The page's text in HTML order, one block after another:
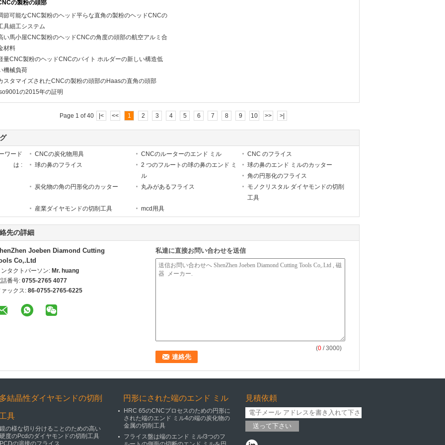
の製粉の頭部
節可能なCNC製粉のヘッド平らな直角の製粉のヘッドCNCの
具細工システム
い馬小屋CNC製粉のヘッドCNCの角度の頭部の航空アルミ合
材料
量CNC製粉のヘッドCNCのバイト ホルダーの新しい構造低
機械負荷
スタマイズされたCNCの製粉の頭部のHaasの直角の頭部
の2015年の証明
Page 1 of 40 |< << 1 2 3 4 5 6 7 8 9 10 >> >|
ワード
は :
CNCの炭化物用具 CNCのルーターのエンド ミル
CNC のフライス
球の鼻のフライス
2 つのフルートの球の鼻のエンド ミ
ル
球の鼻のエンド ミルのカッター
角の円形化のフライス
炭化物の角の円形化のカッター
丸みがあるフライス
モノクリスタル ダイヤモンドの切削
工具
産業ダイヤモンドの切削工具
mcd用具
先の詳細
Joeben Diamond Cutting
Co,.Ltd
タクトパーソン: Mr. huang
番号: 0755-2765 4077
ックス: 86-0755-2765-6225
私達に直接お問い合わせを送信
(0 / 3000)
結晶性ダイヤモンドの切削
具
鏡の様な切り分けることのための高い
硬度のPcdのダイヤモンドの切削工具
PCDの溶接のフライス
円形にされた端のエンド ミル
HRC 65のCNCプロセスのための円形に
された端のエンド ミル4の端の炭化物の
金属の切削工具
フライス盤は端のエンド ミル/3つのフ
見積依頼
送って下さい